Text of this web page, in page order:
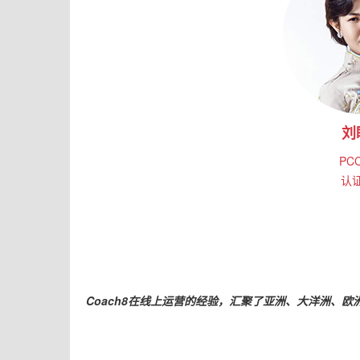
刘
认
Coach8在线上运营的经验，汇聚了亚洲、大洋洲、